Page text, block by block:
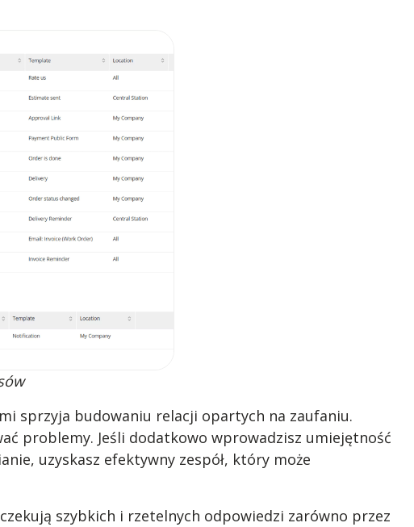
sprzyja budowaniu relacji opartych na zaufaniu.
problemy. Jeśli dodatkowo wprowadzisz umiejętność
uzyskasz efektywny zespół, który może
szybkich i rzetelnych odpowiedzi zarówno przez